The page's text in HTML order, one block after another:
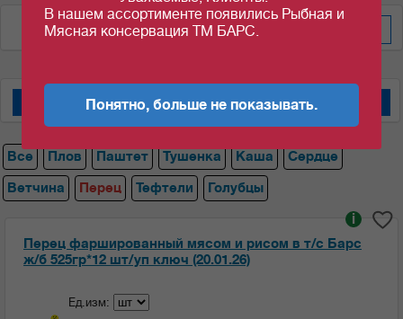
По дате добавления
Мясные консервы "Барс" Мясные консервы "Орский мясокомбинат"
Все Плов Паштет Тушенка Каша
Сердце
Ветчина
Перец Тефтели Голубцы
Перец фаршированный мясом и рисом в т/с Барс
ж/б 525гр*12 шт/уп ключ (20.01.26)
i
Ед.изм:
В нашем ассортименте появились Рыбная и
Мясная консервация ТМ БАРС.
Понятно, больше не показывать.